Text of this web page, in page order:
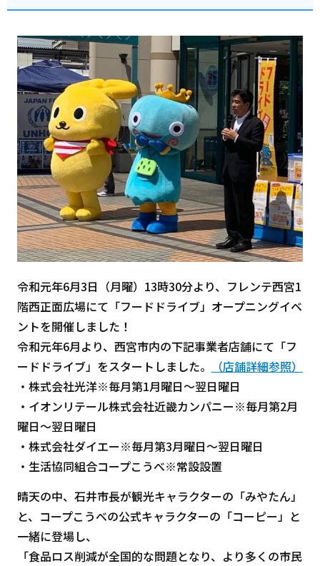
令和元年6月3日（月曜）13時30分より、フレンテ西宮1
階西正面広場にて「フードドライブ」オープニングイベ
ントを開催しました！
令和元年6月より、西宮市内の下記事業者店舗にて「フ
ードドライブ」をスタートしました。
（店舗詳細参照）
・株式会社光洋※毎月第1月曜日～翌日曜日
・イオンリテール株式会社近畿カンパニー※毎月第2月
曜日～翌日曜日
・株式会社ダイエー※毎月第3月曜日～翌日曜日
・生活協同組合コープこうべ※常設設置
晴天の中、石井市長が観光キャラクターの「みやたん」
と、コープこうべの公式キャラクターの「コーピー」と
一緒に登場し、
「食品ロス削減が全国的な問題となり、より多くの市民